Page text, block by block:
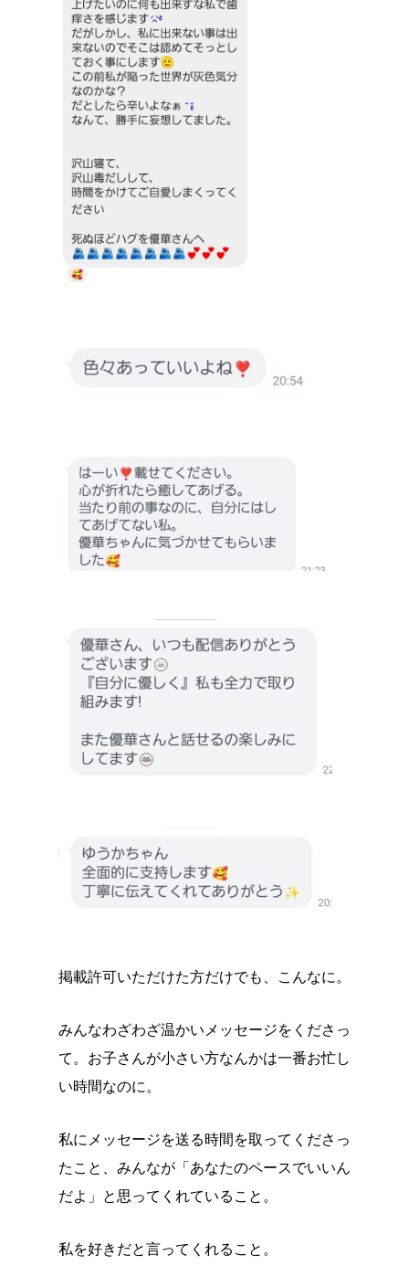
掲載許可いただけた方だけでも、こんなに。
みんなわざわざ温かいメッセージをくださっ
て。お子さんが小さい方なんかは一番お忙し
い時間なのに。
私にメッセージを送る時間を取ってくださっ
たこと、みんなが「あなたのペースでいいん
だよ」と思ってくれていること。
私を好きだと言ってくれること。